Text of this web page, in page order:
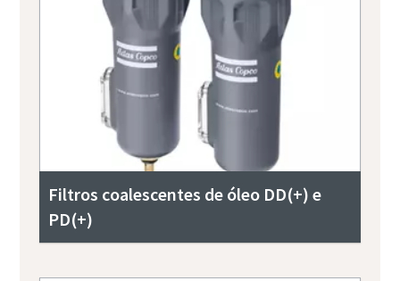
Filtros coalescentes de óleo DD(+) e
PD(+)